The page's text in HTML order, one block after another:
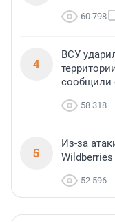
60 798
4
ВСУ
сообщили
58 318
5
Из-за
Wildberries
52 596